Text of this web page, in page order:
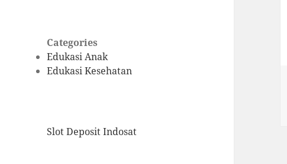
Categories
Edukasi Anak
Edukasi Kesehatan
Slot Deposit Indosat